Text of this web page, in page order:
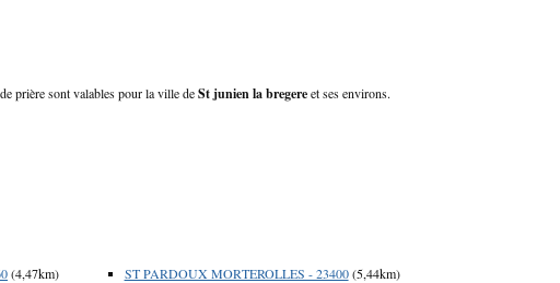
prière sont valables pour la ville deSt junien la bregereet ses environs.
(4,47km)
ST PARDOUX MORTEROLLES - 23400(5,44km)